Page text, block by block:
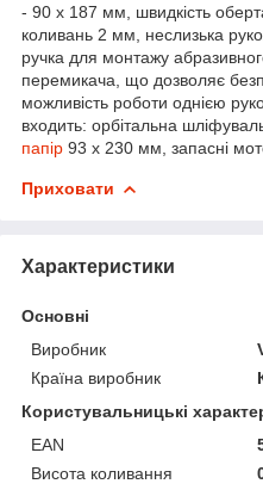
- 90 x 187 мм, швидкість
коливань 2 мм, неслизька
ручка для монтажу
перемикача, що дозволяє
можливість роботи однією
входить: орбітальна
папір 93 х 230 мм, запасні
Приховати
Характеристики
Основні
Виробник
Країна виробник
Користувальницькі
EAN
Висота коливання